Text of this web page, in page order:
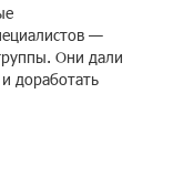
—
Они дали
доработать